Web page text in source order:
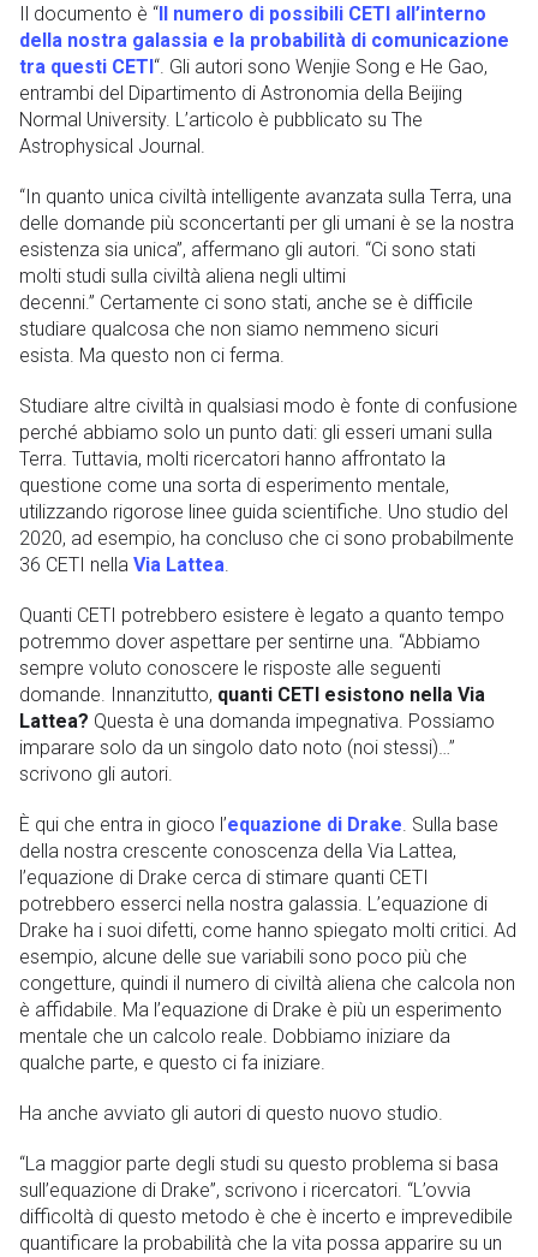
Il documento è “Il numero di possibili CETI all’interno
della nostra galassia e la probabilità di comunicazione
tra questi CETI“. Gli autori sono Wenjie Song e He Gao,
entrambi del Dipartimento di Astronomia della Beijing
Normal University. L’articolo è pubblicato su The
Astrophysical Journal.
“In quanto unica civiltà intelligente avanzata sulla Terra, una
delle domande più sconcertanti per gli umani è se la nostra
esistenza sia unica”, affermano gli autori. “Ci sono stati
molti studi sulla civiltà aliena negli ultimi
decenni.” Certamente ci sono stati, anche se è difficile
studiare qualcosa che non siamo nemmeno sicuri
esista. Ma questo non ci ferma.
Studiare altre civiltà in qualsiasi modo è fonte di confusione
perché abbiamo solo un punto dati: gli esseri umani sulla
Terra. Tuttavia, molti ricercatori hanno affrontato la
questione come una sorta di esperimento mentale,
utilizzando rigorose linee guida scientifiche. Uno studio del
2020, ad esempio, ha concluso che ci sono probabilmente
36 CETI nella Via Lattea.
Quanti CETI potrebbero esistere è legato a quanto tempo
potremmo dover aspettare per sentirne una. “Abbiamo
sempre voluto conoscere le risposte alle seguenti
domande. Innanzitutto, quanti CETI esistono nella Via
Lattea? Questa è una domanda impegnativa. Possiamo
imparare solo da un singolo dato noto (noi stessi)…”
scrivono gli autori.
È qui che entra in gioco l’equazione di Drake. Sulla base
della nostra crescente conoscenza della Via Lattea,
l’equazione di Drake cerca di stimare quanti CETI
potrebbero esserci nella nostra galassia. L’equazione di
Drake ha i suoi difetti, come hanno spiegato molti critici. Ad
esempio, alcune delle sue variabili sono poco più che
congetture, quindi il numero di civiltà aliena che calcola non
è affidabile. Ma l’equazione di Drake è più un esperimento
mentale che un calcolo reale. Dobbiamo iniziare da
qualche parte, e questo ci fa iniziare.
Ha anche avviato gli autori di questo nuovo studio.
“La maggior parte degli studi su questo problema si basa
sull’equazione di Drake”, scrivono i ricercatori. “L’ovvia
difficoltà di questo metodo è che è incerto e imprevedibile
quantificare la probabilità che la vita possa apparire su un